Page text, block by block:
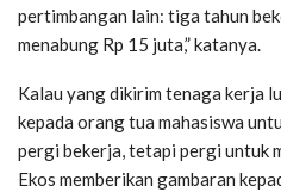
pertimbangan lain: tiga tahun
menabung Rp 15 juta,” katanya.
Kalau yang dikirim tenaga kerja
kepada orang tua mahasiswa
pergi bekerja, tetapi pergi untuk
Ekos memberikan gambaran